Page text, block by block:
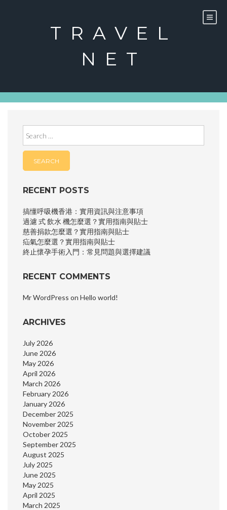
TRAVEL
NET
for:
RECENT POSTS
搞懂呼吸機香港：實用資訊與注意事項
過濾 式 飲水 機怎麼選？實用指南與貼士
慈善捐款怎麼選？實用指南與貼士
疝氣怎麼選？實用指南與貼士
終止懷孕手術入門：常見問題與選擇建議
RECENT COMMENTS
Mr WordPress on Hello world!
ARCHIVES
July 2026
June 2026
May 2026
April 2026
March 2026
February 2026
January 2026
December 2025
November 2025
October 2025
September 2025
August 2025
July 2025
June 2025
May 2025
April 2025
March 2025